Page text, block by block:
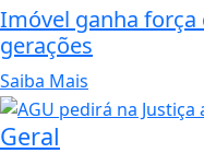
Imóvel ganha
gerações
Saiba Mais
Geral